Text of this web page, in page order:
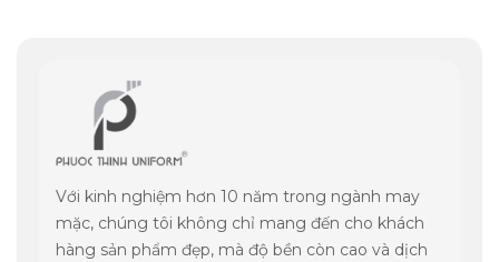
Với kinh nghiệm hơn 10 năm trong ngành may
mặc, chúng tôi không chỉ mang đến cho khách
hàng sản phẩm đẹp, mà độ bền còn cao và dịch